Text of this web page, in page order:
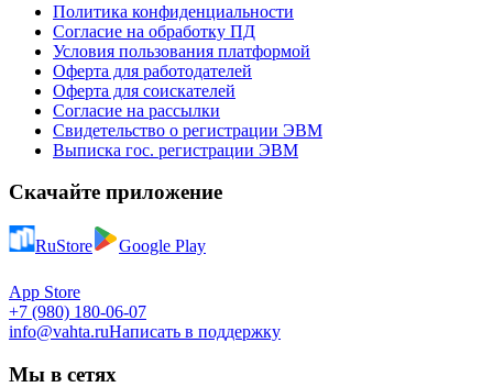
Политика конфиденциальности
Согласие на обработку ПД
Условия пользования платформой
Оферта для работодателей
Оферта для соискателей
Согласие на рассылки
Свидетельство о регистрации ЭВМ
Выписка гос. регистрации ЭВМ
Скачайте приложение
RuStore Google Play
App Store
+7 (980) 180-06-07
info@vahta.ruНаписать в поддержку
Мы в сетях